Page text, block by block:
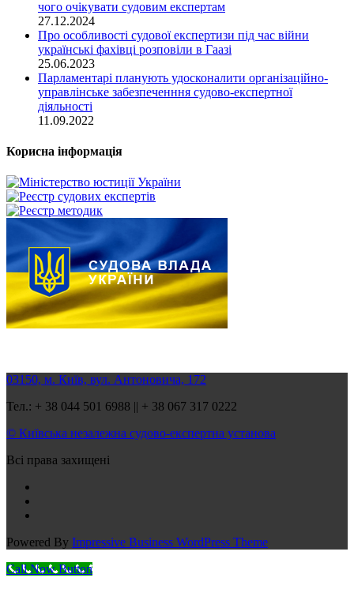
чого очікувати судовим експертам
27.12.2024
Про особливості судової експертизи під час війни
українські фахівці розповіли в Гаазі
25.06.2023
Парламентарі планують удосконалити організаційно-
управлінське забезпеченння судово-експертної
діяльності
11.09.2022
Корисна інформація
03150, м. Київ, вул. Антоновича, 172
Тел.: + 38 044 501 6988 || + 38 067 317 0222
© Київська незалежна судово-експертна установа
Всі права захищені
Powered By Impressive Business WordPress Theme
Call Now Button